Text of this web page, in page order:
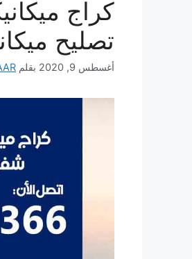
تصليح
أغسطس 9, 2020 بقلم